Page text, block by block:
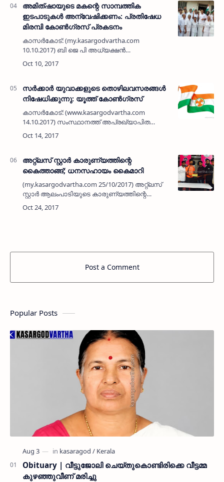
അമിത്ഷായുടെ മകന്റെ സാമ്പത്തിക
ഇടപാടുകള്‍ അന്വേഷിക്കണം: പ്രതിഷേധ
മിരമ്പി കോണ്‍ഗ്രസ് പ്രകടനം
കാസര്‍കോട്: (my.kasargodvartha.com
10.10.2017) ബി ജെ പി അധ്യക്ഷന്‍
അമിത്ഷായുടെ മകന്റെ സാമ്പത്തിക
ഇടപാടുകള്‍ അന്വേഷിക്കണമെന്നാവശ്യപ്പെട്ട്
സര്‍ക്കാര്‍ യുവാക്കളുടെ തൊഴിലവസരങ്ങള്‍
നിഷേധിക്കുന്നു: യൂത്ത് കോണ്‍ഗ്രസ്
കാസര്‍കോട്: (www.kasargodvartha.com
14.10.2017) സംസ്ഥാനത്ത് അപ്രഖ്യാപിത
നിയമന നിരേധനത്തിലൂടെ യുവാക്കളുടെ
തൊഴില്‍ അവകാശങ്ങള്‍ സര്‍ക്കാര്‍
അറ്റ്‌ലസ് സ്റ്റാര്‍ കാരുണ്യത്തിന്റെ
കൈത്താങ്ങ്; ധനസഹായം കൈമാറി
(my.kasargodvartha.com 25/10/2017) അറ്റ്‌ലസ്
സ്റ്റാര്‍ ആലംപാടിയുടെ കാരുണ്യത്തിന്റെ
കൈത്താങ്ങ് പദ്ധതിയുടെ ഭാഗമായുള്ള നിര്‍ദ്ധന
കുടുംബത്തിനുള്ള ധന സഹായം ക്ലബ് ഗള്‍ഫ്
Post a Comment
Popular Posts
Obituary | വീട്ടുജോലി ചെയ്തുകൊണ്ടിരിക്കെ വീട്ടമ്മ
കുഴഞ്ഞുവീണ് മരിച്ചു